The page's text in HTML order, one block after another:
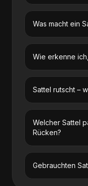
Was macht ein
Wie erkenne
Sattel rutscht –
Welcher Sattel
Rücken?
Gebrauchten